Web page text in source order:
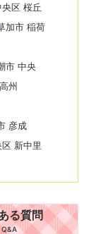
区 桜丘
加市 稲荷
市 中央
州
彦成
新中里
る質問
Q&A